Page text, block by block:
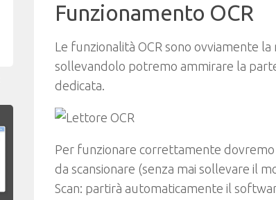
Funzionamento OCR
Le funzionalità OCR sono ovviamente
sollevandolo potremo ammirare la
dedicata.
Per funzionare correttamente
da scansionare (senza mai sollevare il
Scan: partirà automaticamente il